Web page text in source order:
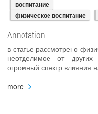
воспитание
физическое воспитание
Annotation
в статье рассмотрено
неотделимое от
огромный спектр влияния
more